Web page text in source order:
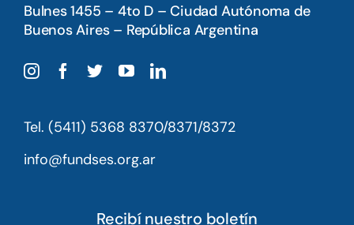
Bulnes 1455 – 4to D – Ciudad Autónoma de
Buenos Aires – República Argentina
Tel. (5411) 5368 8370/8371/8372
info@fundses.org.ar
Recibí nuestro boletín